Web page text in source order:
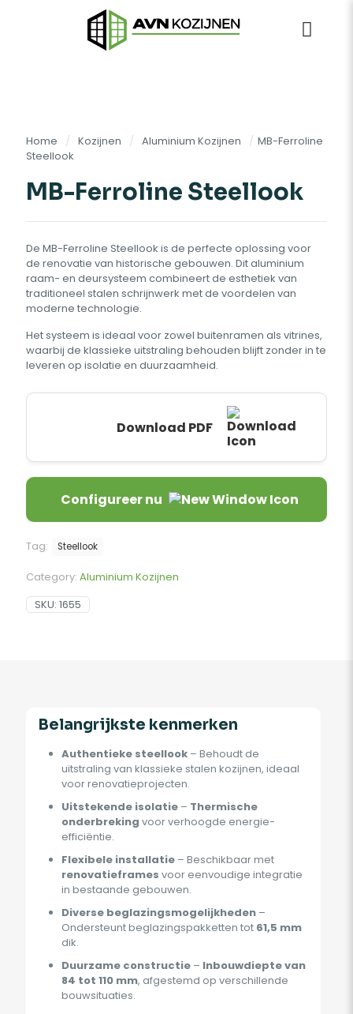
Home / Kozijnen / Aluminium Kozijnen / MB-Ferroline
Steellook
MB-Ferroline Steellook
De MB-Ferroline Steellook is de perfecte oplossing voor
de renovatie van historische gebouwen. Dit aluminium
raam- en deursysteem combineert de esthetiek van
traditioneel stalen schrijnwerk met de voordelen van
moderne technologie.
Het systeem is ideaal voor zowel buitenramen als vitrines,
waarbij de klassieke uitstraling behouden blijft zonder in te
leveren op isolatie en duurzaamheid.
Download PDF
Configureer nu
Tag: Steellook
Category: Aluminium Kozijnen
SKU: 1655
Belangrijkste kenmerken
Authentieke steellook– Behoudt de
uitstraling van klassieke stalen kozijnen, ideaal
voor renovatieprojecten.
Uitstekende isolatie– Thermische
onderbreking voor verhoogde energie-
efficiëntie.
Flexibele installatie– Beschikbaar met
renovatieframes voor eenvoudige integratie
in bestaande gebouwen.
Diverse beglazingsmogelijkheden–
Ondersteunt beglazingspakketten tot 61,5 mm
dik.
Duurzame constructie– Inbouwdiepte van
84 tot 110 mm, afgestemd op verschillende
bouwsituaties.